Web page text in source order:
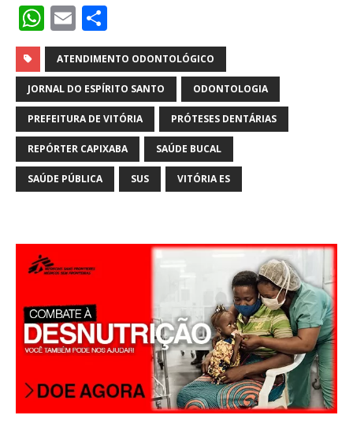
W
h
at
s
A
p
p
E
m
ai
l
h
ar
e
ATENDIMENTO ODONTOLÓGICO
JORNAL DO ESPÍRITO SANTO ODONTOLOGIA
PREFEITURA DE VITÓRIA PRÓTESES DENTÁRIAS
REPÓRTER CAPIXABA SAÚDE BUCAL
SAÚDE PÚBLICA SUS VITÓRIA ES